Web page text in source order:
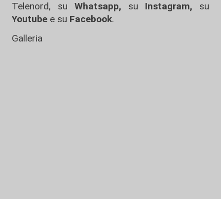
Telenord, su
Whatsapp, su Instagram, su
Youtube e su Facebook.
Galleria